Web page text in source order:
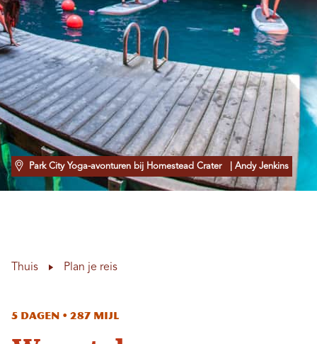
Park City Yoga-avonturen bij Homestead Crater | Andy Jenkins
Thuis Plan je reis
5 dagen • 287 mijl